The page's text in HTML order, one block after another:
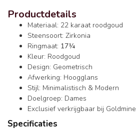
Productdetails
Materiaal: 22 karaat roodgoud
Steensoort: Zirkonia
Ringmaat: 17¼
Kleur: Roodgoud
Design: Geometrisch
Afwerking: Hoogglans
Stijl: Minimalistisch & Modern
Doelgroep: Dames
Exclusief verkrijgbaar bij Goldmine
Specificaties